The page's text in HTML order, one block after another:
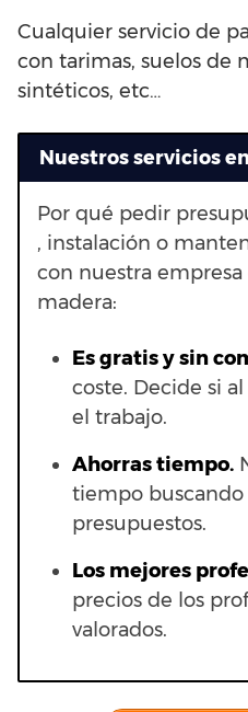
Cualquier servicio de
con tarimas, suelos de
sintéticos, etc…
Nuestros servicios
Por qué pedir
, instalación o
con nuestra
madera:
Es gratis y sin
coste. Decide si
el trabajo.
Ahorras tiempo.
tiempo buscando
presupuestos.
Los mejores
precios de los
valorados.